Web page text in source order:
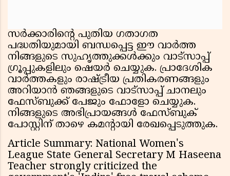
സർക്കാരിൻ്റെ പുതിയ ഗതാഗത
പദ്ധതിയുമായി ബന്ധപ്പെട്ട ഈ വാർത്ത
നിങ്ങളുടെ സുഹൃത്തുക്കൾക്കും വാട്സാപ്പ്
ഗ്രൂപ്പുകളിലും ഷെയർ ചെയ്യുക. പ്രാദേശിക
വാർത്തകളും രാഷ്ട്രീയ പ്രതികരണങ്ങളും
അറിയാൻ ഞങ്ങളുടെ വാട്സാപ്പ് ചാനലും
ഫേസ്ബുക്ക് പേജും ഫോളോ ചെയ്യുക.
നിങ്ങളുടെ അഭിപ്രായങ്ങൾ ഫേസ്ബുക്
പോസ്റ്റിന് താഴെ കമൻ്റായി രേഖപ്പെടുത്തുക.
Article Summary: National Women's
League State General Secretary M Haseena
Teacher strongly criticized the